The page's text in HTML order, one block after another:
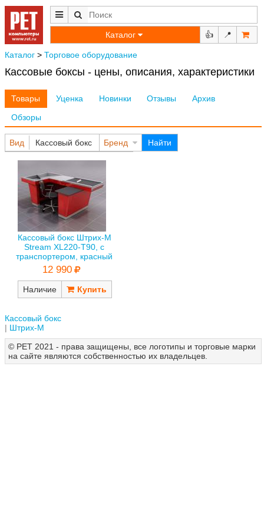
Каталог 👍 📍
Каталог > Торговое оборудование
Кассовые боксы - цены, описания, характеристики
Товары Уценка Новинки Отзывы
Архив
Обзоры
Вид Кассовый бокс Бренд Найти
Кассовый бокс Штрих-М
Stream XL220-T90, с
транспортером, красный
12 990
Наличие
Кассовый бокс
Штрих-М
© РЕТ 2021 - права защищены, все логотипы и торговые марки
на сайте являются собственностью их владельцев.